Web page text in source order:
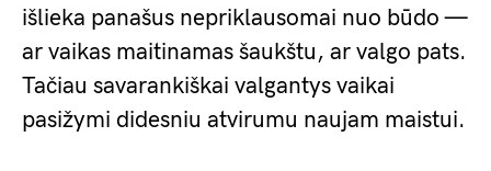
išlieka panašus nepriklausomai nuo būdo —
ar vaikas maitinamas šaukštu, ar valgo pats.
Tačiau savarankiškai valgantys vaikai
pasižymi didesniu atvirumu naujam maistui.